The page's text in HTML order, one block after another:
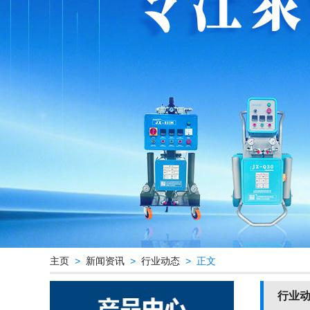
主页 > 新闻资讯 > 行业动态 > 正文
行业